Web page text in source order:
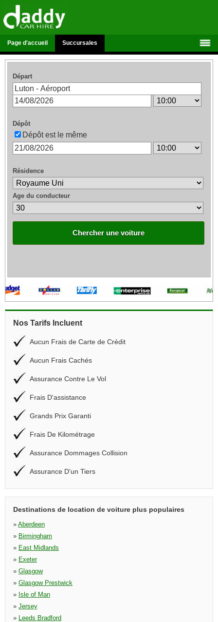
Page d'accueil Succursales
Départ
Dépôt
Dépôt est le même
Résidence
Age du conducteur
Chercher une voiture
Nos Tarifs Incluent
Aucun Frais de Carte de Crédit
Aucun Frais Cachés
Assurance Contre Le Vol
Frais D'assistance
Grands Prix Garanti
Frais De Kilométrage
Assurance Dommages Collision
Assurance D'un Tiers
Destinations de location de voiture plus populaires
» Aberdeen
» Birmingham
» East Midlands
» Exeter
» Glasgow
» Glasgow Prestwick
» Isle of Man
» Jersey
» Leeds Bradford